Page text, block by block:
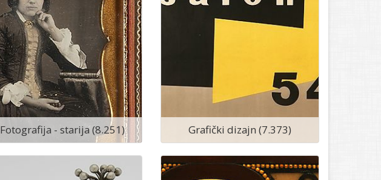
Fotografija - starija (8.251) Grafički dizajn (7.373)